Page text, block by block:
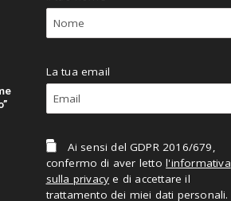
La tua email
Ai sensi del GDPR 2016/679,
confermo di aver lettol'informativa
sulla privacy e di accettare il
trattamento dei miei dati personali.